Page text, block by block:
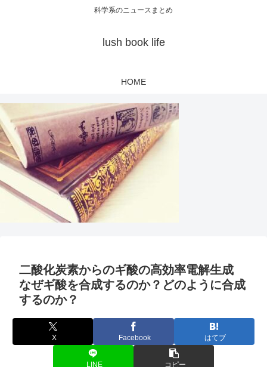
科学系のニュースまとめ
lush book life
HOME
二酸化炭素からのギ酸の高効率電解生成
なぜギ酸を合成するのか？どのように合成
するのか？
X Facebook はてブ
LINE コピー